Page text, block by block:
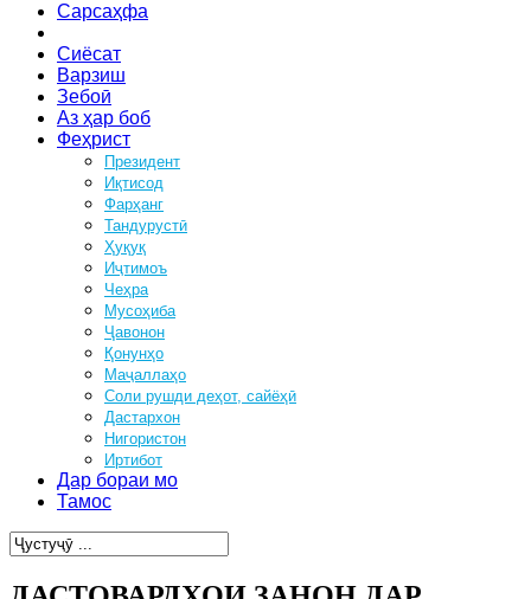
Сарсаҳфа
Сиёсат
Варзиш
Зебоӣ
Аз ҳар боб
Феҳрист
Президент
Иқтисод
Фарҳанг
Тандурустӣ
Ҳуқуқ
Иҷтимоъ
Чеҳра
Мусоҳиба
Ҷавонон
Қонунҳо
Маҷаллаҳо
Соли рушди деҳот, сайёҳӣ
Дастархон
Нигористон
Иртибот
Дар бораи мо
Тамос